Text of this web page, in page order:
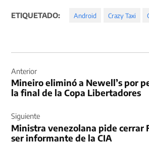
ETIQUETADO: Android Crazy Taxi
de
entradas
Anterior
Mineiro eliminó a Newell’s por
la final de la Copa Libertadores
Siguiente
Ministra venezolana pide cerrar
ser informante de la CIA